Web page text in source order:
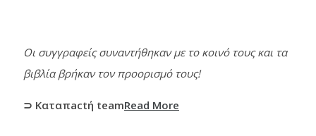
Οι συγγραφείς συναντήθηκαν με το κοινό τους και τα
βιβλία βρήκαν τον προορισμό τους!
⊃ Καταπactή teamRead More